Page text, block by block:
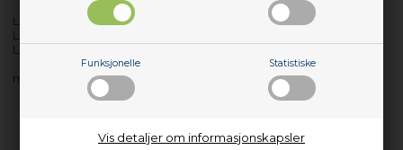
Funksjonelle Statistiske
Vis detaljer om informasjonskapsler
LAVAMAT CARAT 855
LAVAMAT DOMINA 601
LAVAMAT SAPHIR
med flere…